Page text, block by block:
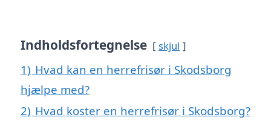
Indholdsfortegnelse skjul
1) Hvad kan en herrefrisør i Skodsborg
hjælpe med?
2) Hvad koster en herrefrisør i Skodsborg?